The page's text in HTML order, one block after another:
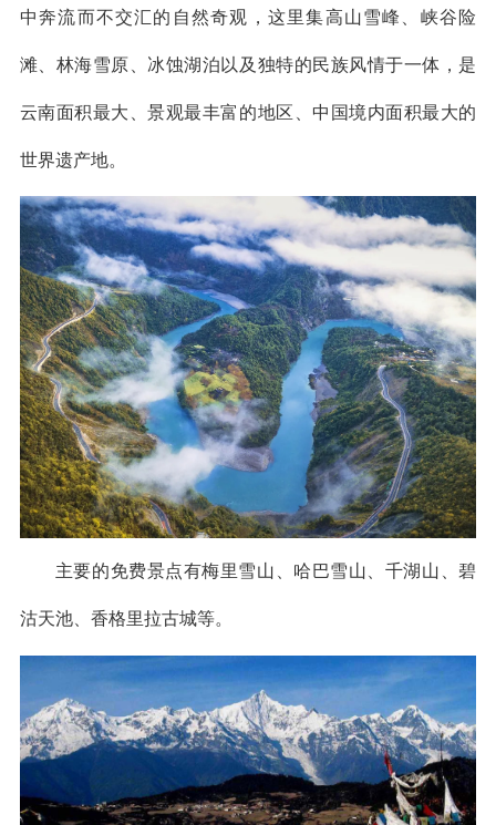
中奔流而不交汇的自然奇观，这里集高山雪峰、峡谷险
滩、林海雪原、冰蚀湖泊以及独特的民族风情于一体，是
云南面积最大、景观最丰富的地区、中国境内面积最大的
世界遗产地。
主要的免费景点有梅里雪山、哈巴雪山、千湖山、碧
沽天池、香格里拉古城等。